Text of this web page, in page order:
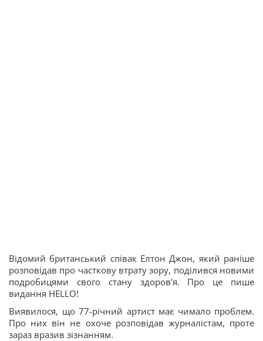
Відомий британський співак Елтон Джон, який раніше
розповідав про часткову втрату зору, поділився новими
подробицями свого стану здоров'я. Про це пише
видання HELLO!
Виявилося, що 77-річний артист має чимало проблем.
Про них він не охоче розповідав журналістам, проте
зараз вразив зізнанням.